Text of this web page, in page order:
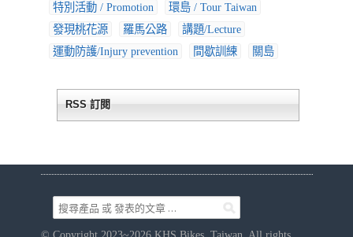
特別活動 / Promotion
環島 / Tour Taiwan
發現桃花源
羅馬公路
講題/Lecture
運動防護/Injury prevention
間歇訓練 關島
RSS 訂閱